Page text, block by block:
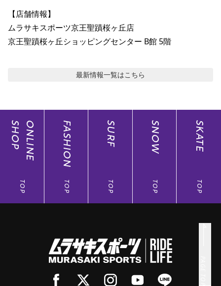
【店舗情報】
ムラサキスポーツ京王聖蹟桜ヶ丘店
京王聖蹟桜ヶ丘ショッピングセンター B館 5階
最新情報一覧はこちら
ONLINE
SHOP
TOP
FASHION
TOP
SURF
TOP
SNOW
TOP
SKATE
TOP